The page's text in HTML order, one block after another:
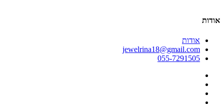
אודות
אודות
jewelrina18@gmail.com
055-7291505